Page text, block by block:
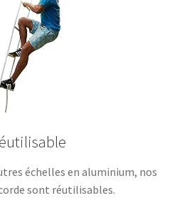
échelles en aluminium, nos
sont réutilisables.